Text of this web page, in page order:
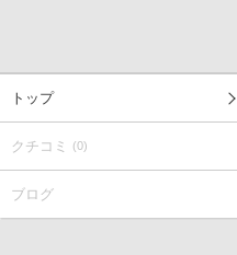
トップ
クチコミ (0)
ブログ